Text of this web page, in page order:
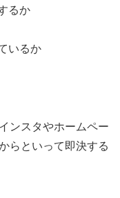
るか
いるか
ンスタやホームペー
らといって即決する